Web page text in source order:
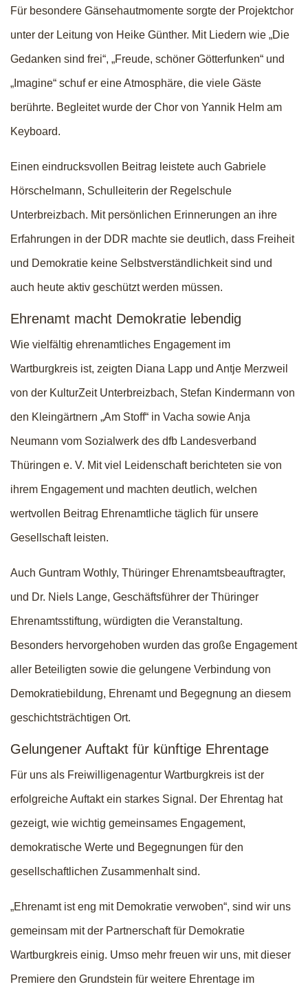
Für besondere Gänsehautmomente sorgte der Projektchor
unter der Leitung von Heike Günther. Mit Liedern wie „Die
Gedanken sind frei“, „Freude, schöner Götterfunken“ und
„Imagine“ schuf er eine Atmosphäre, die viele Gäste
berührte. Begleitet wurde der Chor von Yannik Helm am
Keyboard.
Einen eindrucksvollen Beitrag leistete auch Gabriele
Hörschelmann, Schulleiterin der Regelschule
Unterbreizbach. Mit persönlichen Erinnerungen an ihre
Erfahrungen in der DDR machte sie deutlich, dass Freiheit
und Demokratie keine Selbstverständlichkeit sind und
auch heute aktiv geschützt werden müssen.
Ehrenamt macht Demokratie lebendig
Wie vielfältig ehrenamtliches Engagement im
Wartburgkreis ist, zeigten Diana Lapp und Antje Merzweil
von der KulturZeit Unterbreizbach, Stefan Kindermann von
den Kleingärtnern „Am Stoff“ in Vacha sowie Anja
Neumann vom Sozialwerk des dfb Landesverband
Thüringen e. V. Mit viel Leidenschaft berichteten sie von
ihrem Engagement und machten deutlich, welchen
wertvollen Beitrag Ehrenamtliche täglich für unsere
Gesellschaft leisten.
Auch Guntram Wothly, Thüringer Ehrenamtsbeauftragter,
und Dr. Niels Lange, Geschäftsführer der Thüringer
Ehrenamtsstiftung, würdigten die Veranstaltung.
Besonders hervorgehoben wurden das große Engagement
aller Beteiligten sowie die gelungene Verbindung von
Demokratiebildung, Ehrenamt und Begegnung an diesem
geschichtsträchtigen Ort.
Gelungener Auftakt für künftige Ehrentage
Für uns als Freiwilligenagentur Wartburgkreis ist der
erfolgreiche Auftakt ein starkes Signal. Der Ehrentag hat
gezeigt, wie wichtig gemeinsames Engagement,
demokratische Werte und Begegnungen für den
gesellschaftlichen Zusammenhalt sind.
„Ehrenamt ist eng mit Demokratie verwoben“, sind wir uns
gemeinsam mit der Partnerschaft für Demokratie
Wartburgkreis einig. Umso mehr freuen wir uns, mit dieser
Premiere den Grundstein für weitere Ehrentage im